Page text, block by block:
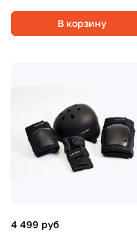
В корзину
4 499 руб